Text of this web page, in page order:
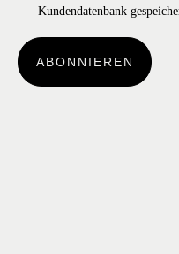
Kundendatenbank
ABONNIEREN